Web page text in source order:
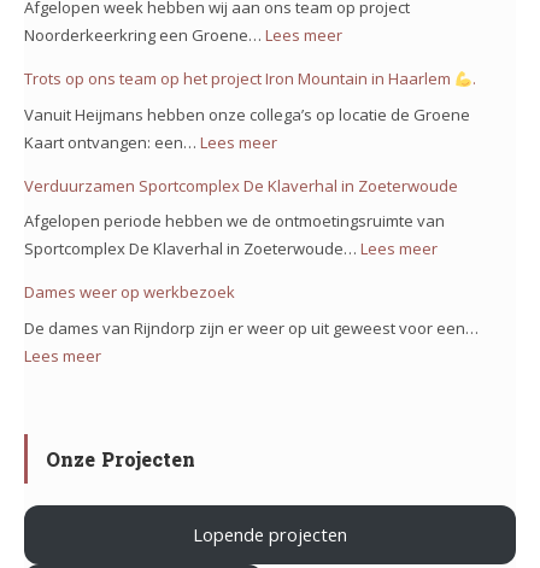
voortgang
de
Bolstoren
Nieuw
Afgelopen week hebben wij aan ons team op project
Noorderkeerkring een Groene… Lees meer:
voor
Noorderkeerkring!
Trots op ons team op het project Iron Mountain in Haarlem
.
Vanuit Heijmans hebben onze collega’s op locatie de Groene
Kaart ontvangen: een… Lees meer:
ons
het
.
Verduurzamen Sportcomplex De Klaverhal in Zoeterwoude
Afgelopen periode hebben we de ontmoetingsruimte van
Sportcomplex De Klaverhal in Zoeterwoude… Lees meer:
De
Dames weer op werkbezoek
De dames van Rijndorp zijn er weer op uit geweest voor een…
Lees meer:
werkbezoek
Onze Projecten
Lopende projecten